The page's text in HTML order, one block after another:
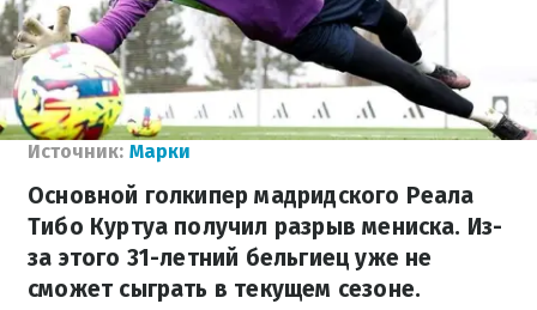
Источник: Марки
Основной голкипер мадридского Реала
Тибо Куртуа получил разрыв мениска. Из-
за этого 31-летний бельгиец уже не
сможет сыграть в текущем сезоне.